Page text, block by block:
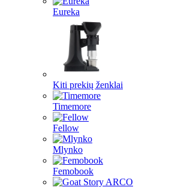
Eureka
Kiti prekių ženklai
Timemore
Fellow
Mlynko
Femobook